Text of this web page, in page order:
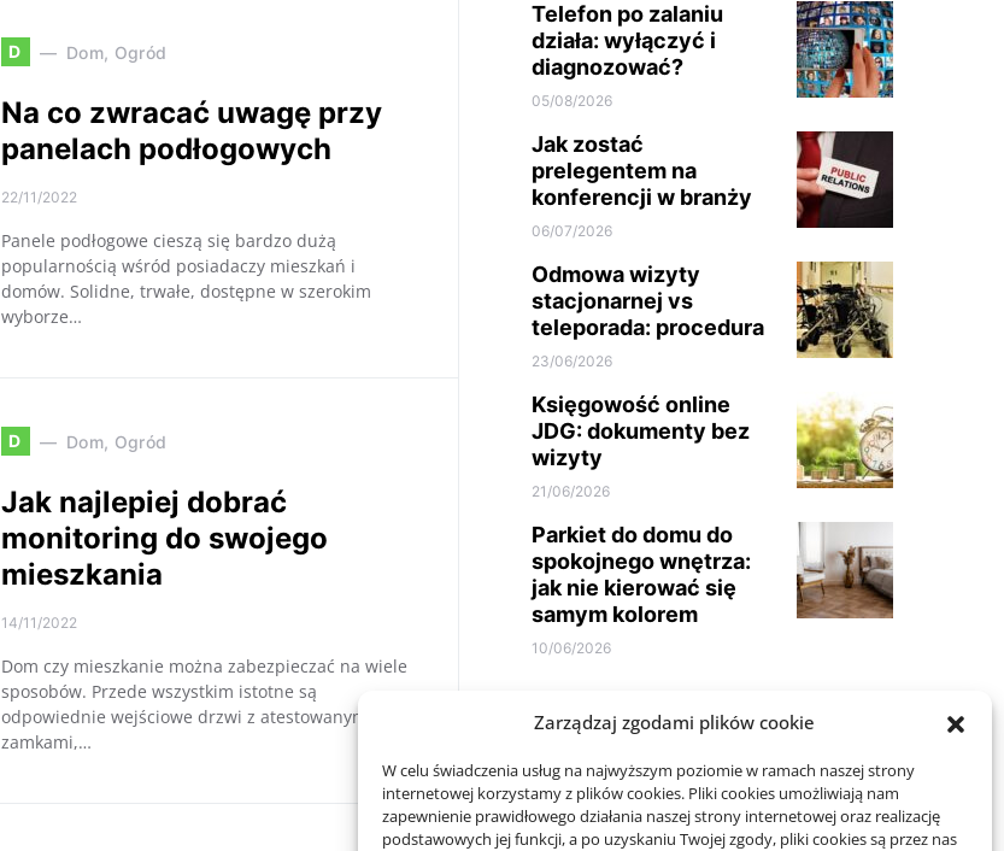
Zarządzaj zgodami plików cookie
W celu świadczenia usług na najwyższym poziomie w ramach naszej strony
internetowej korzystamy z plików cookies. Pliki cookies umożliwiają nam
zapewnienie prawidłowego działania naszej strony internetowej oraz realizację
podstawowych jej funkcji, a po uzyskaniu Twojej zgody, pliki cookies są przez nas
D Dom, Ogród
Na co zwracać uwagę przy
panelach podłogowych
22/11/2022
Panele podłogowe cieszą się bardzo dużą
popularnością wśród posiadaczy mieszkań i
domów. Solidne, trwałe, dostępne w szerokim
wyborze…
D Dom, Ogród
Jak najlepiej dobrać
monitoring do swojego
mieszkania
14/11/2022
Dom czy mieszkanie można zabezpieczać na wiele
sposobów. Przede wszystkim istotne są
odpowiednie wejściowe drzwi z atestowanymi
zamkami,…
Telefon po zalaniu
działa: wyłączyć i
diagnozować?
05/08/2026
Jak zostać
prelegentem na
konferencji w branży
06/07/2026
Odmowa wizyty
stacjonarnej vs
teleporada: procedura
23/06/2026
Księgowość online
JDG: dokumenty bez
wizyty
21/06/2026
Parkiet do domu do
spokojnego wnętrza:
jak nie kierować się
samym kolorem
10/06/2026
Projekty domów Rzeszów